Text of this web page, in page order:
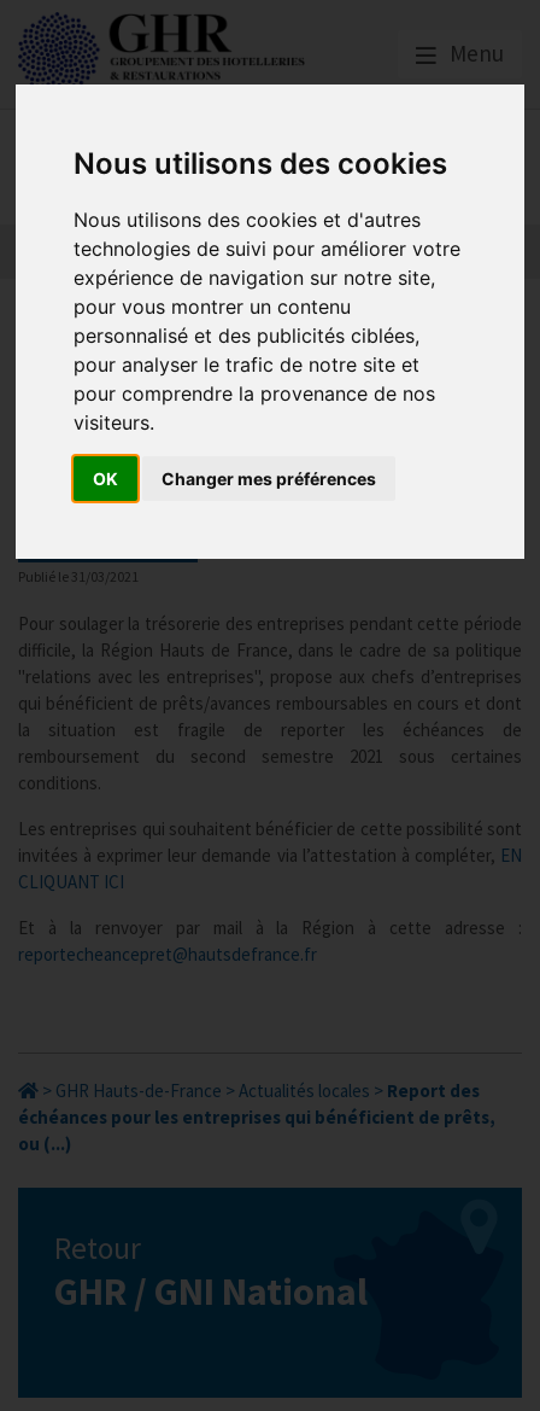
Nous utilisons des cookies
Nous utilisons des cookies et d'autres
technologies de suivi pour améliorer votre
expérience de navigation sur notre site,
pour vous montrer un contenu
personnalisé et des publicités ciblées,
pour analyser le trafic de notre site et
pour comprendre la provenance de nos
visiteurs.
OK Changer mes préférences
Menu
GHR Hauts-de-France
Report des échéances pour
les entreprises qui
bénéficient de prêts, ou
d’avances remboursables
Publié le 31/03/2021
Pour soulager la trésorerie des entreprises pendant cette période
difficile, la Région Hauts de France, dans le cadre de sa politique
"relations avec les entreprises", propose aux chefs d’entreprises
qui bénéficient de prêts/avances remboursables en cours et dont
la situation est fragile de reporter les échéances de
remboursement du second semestre 2021 sous certaines
conditions.
Les entreprises qui souhaitent bénéficier de cette possibilité sont
invitées à exprimer leur demande via l’attestation à compléter, EN
CLIQUANT ICI
Et à la renvoyer par mail à la Région à cette adresse :
reportecheancepret@hautsdefrance.fr
> GHR Hauts-de-France > Actualités locales > Report des
échéances pour les entreprises qui bénéficient de prêts,
ou (...)
Retour
GHR / GNI National